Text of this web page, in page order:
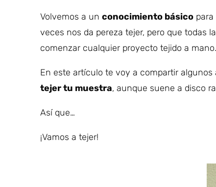
Volvemos a un conocimiento básico
veces nos da pereza tejer, pero que todas
comenzar cualquier proyecto tejido a mano.
En este artículo te voy a compartir
tejer tu muestra, aunque suene a disco
Así que…
¡Vamos a tejer!